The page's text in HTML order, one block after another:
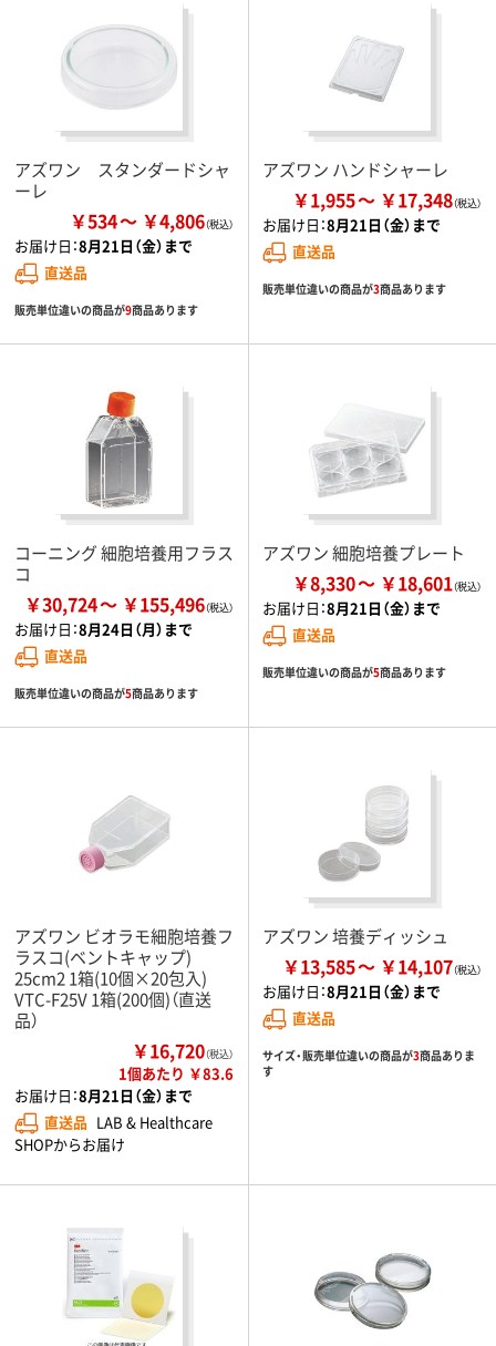
アズワン スタンダードシャ
ーレ
￥534 ￥4,806
お届け日：8月21日（金）まで
直送品
販売単位違いの商品が9商品あります
アズワン ハンドシャーレ
￥1,955 ￥17,348
お届け日：8月21日（金）まで
直送品
販売単位違いの商品が3商品あります
コーニング 細胞培養用フラス
コ
￥30,724 ￥155,496
お届け日：8月24日（月）まで
直送品
販売単位違いの商品が5商品あります
アズワン 細胞培養プレート
￥8,330 ￥18,601
お届け日：8月21日（金）まで
直送品
販売単位違いの商品が5商品あります
アズワン ビオラモ細胞培養フ
ラスコ(ベントキャップ)
25cm2 1箱(10個×20包入)
VTC-F25V 1箱(200個)（直送
品）
￥16,720（税込）
1個あたり ￥83.6
お届け日：8月21日（金）まで
直送品 LAB & Healthcare
SHOPからお届け
アズワン 培養ディッシュ
￥13,585 ￥14,107
お届け日：8月21日（金）まで
直送品
サイズ・販売単位違いの商品が3商品ありま
す